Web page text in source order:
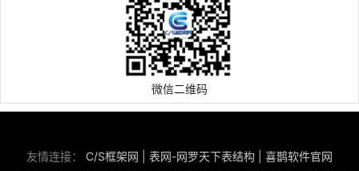
微信二维码
友情连接： C/S框架网 表网-网罗天下表结构
喜鹊软件官网